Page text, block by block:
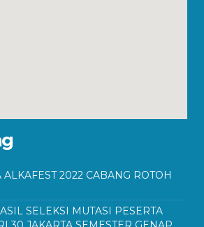
ALKAFEST 2022 CABANG ROTOH
SELEKSI MUTASI PESERTA